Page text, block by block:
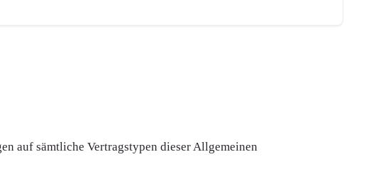
auf sämtliche Vertragstypen dieser Allgemeinen